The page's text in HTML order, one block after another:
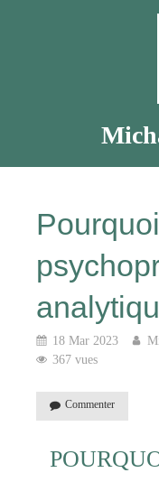
18 Mar 2023
367 vues
Commenter